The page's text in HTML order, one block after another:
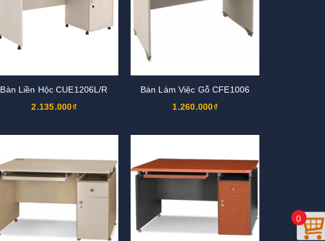
Bàn Liền Hộc CUE1206L/R
2.135.000₫
Bàn Làm Việc Gỗ CFE1006
1.260.000₫
0